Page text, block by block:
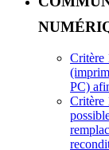
Critère
PC)
Critère